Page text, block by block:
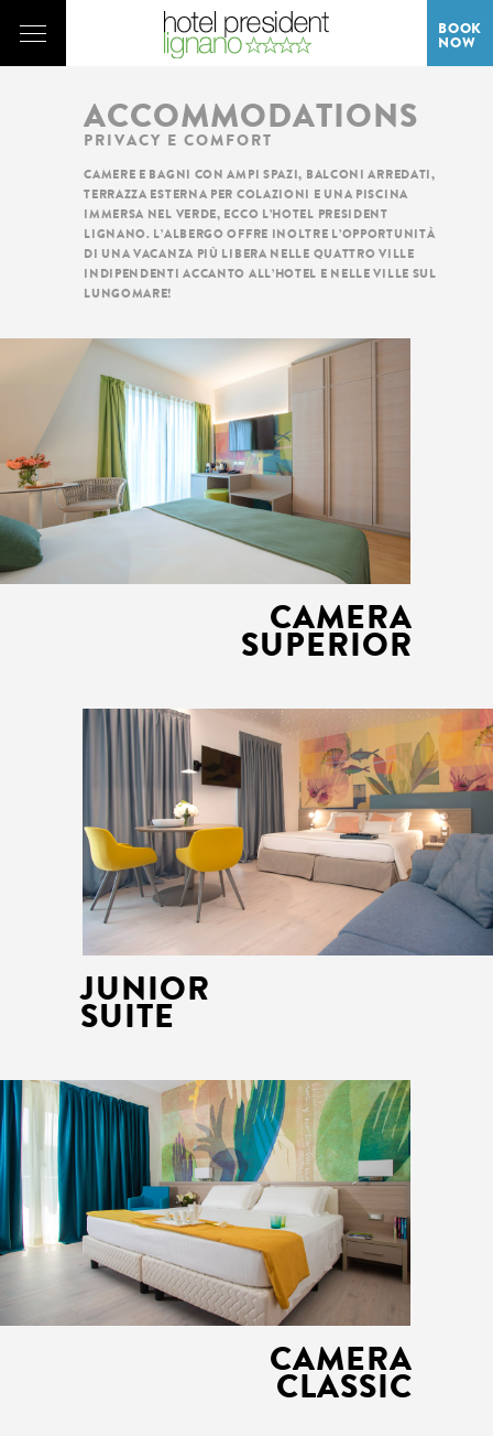
BOOK
NOW
ACCOMMODATIONS
PRIVACY E COMFORT
CAMERE E BAGNI CON AMPI SPAZI, BALCONI ARREDATI,
TERRAZZA ESTERNA PER COLAZIONI E UNA PISCINA
IMMERSA NEL VERDE, ECCO L’HOTEL PRESIDENT
LIGNANO. L’ALBERGO OFFRE INOLTRE L’OPPORTUNITÀ
DI UNA VACANZA PIÙ LIBERA NELLE QUATTRO VILLE
INDIPENDENTI ACCANTO ALL’HOTEL E NELLE VILLE SUL
LUNGOMARE!
CAMERA
SUPERIOR
JUNIOR
SUITE
CAMERA
CLASSIC